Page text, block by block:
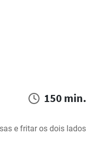
150 min.
e fritar os dois lados